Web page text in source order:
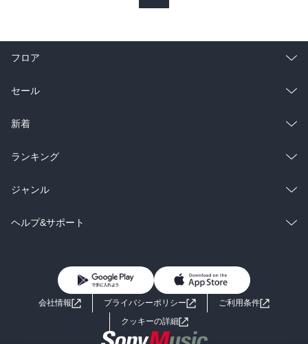
フロア
総合
ラノベ
雑誌・グラビア
BL・TL
セール
総合
ラノベ
雑誌・グラビア
BL・TL
新着
総合
ラノベ
雑誌・グラビア
ランキング
総合
ラノベ
ジャンル
コミック
ライトノベル 男子向けラノベ
小説
ヘルプ&サポート
よくあるご質問 お問い合わせ
会社情報 プライバシーポリシー
ご利用条件
クッキーの詳細